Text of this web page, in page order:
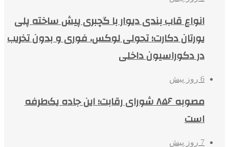
انواع قاب بندی دیوار با گچبری پیش ساخته پلی
یورتان دکارت؛ تحولی لوکس، فوری و بدون تخریب
در دکوراسیون داخلی
6 روز پیش
مصوبه ۸۵۶ شورای رقابت؛ این جاده یک‌طرفه
است
7 روز پیش